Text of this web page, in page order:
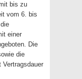
bis zu
vom 6. bis
einer
Die
die